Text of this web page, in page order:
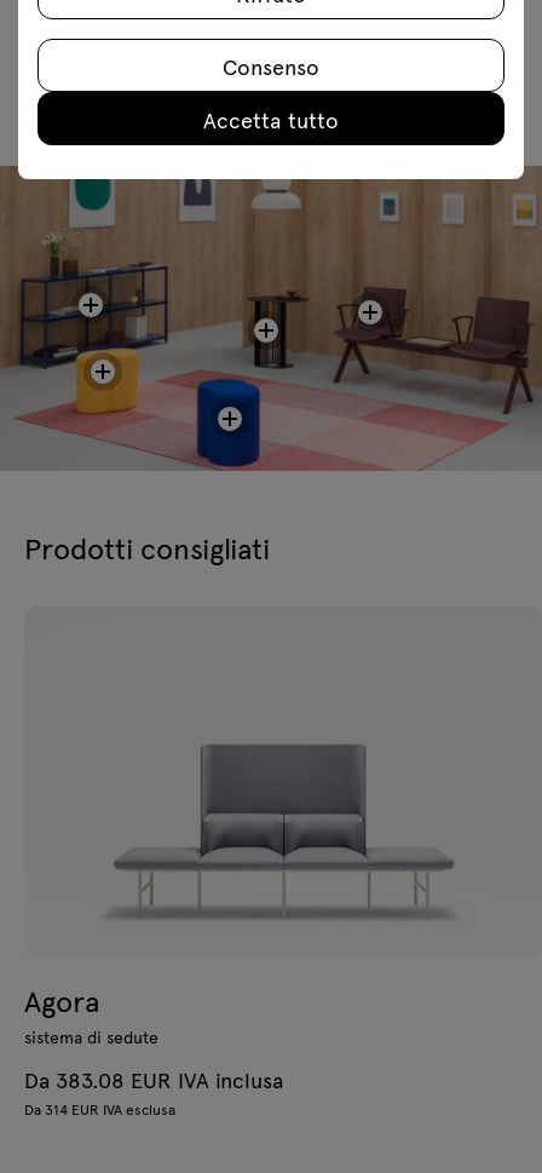
Prodotti consigliati
Agora
sistema di sedute
Da 383.08 EUR IVA inclusa
Da 314 EUR IVA esclusa
Consenso
Accetta tutto